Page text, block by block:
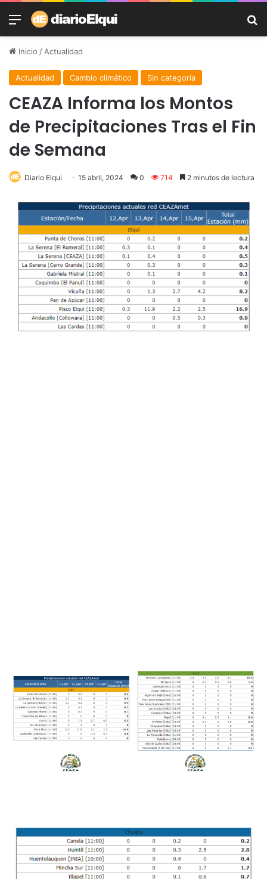
Menú
Inicio /Actualidad
Actualidad Cambio climático Sin categoría
CEAZA Informa los Montos
de Precipitaciones Tras el Fin
de Semana
Diario Elqui 15 abril, 2024 0 714 2 minutos de lectura